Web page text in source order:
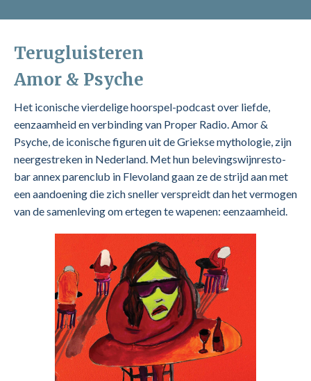
Terugluisteren
Amor & Psyche
Het iconische vierdelige hoorspel-podcast over liefde,
eenzaamheid en verbinding van Proper Radio. Amor &
Psyche, de iconische figuren uit de Griekse mythologie, zijn
neergestreken in Nederland. Met hun belevingswijnresto-
bar annex parenclub in Flevoland gaan ze de strijd aan met
een aandoening die zich sneller verspreidt dan het vermogen
van de samenleving om ertegen te wapenen: eenzaamheid.